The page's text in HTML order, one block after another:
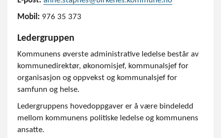
Mobil: 976 35 373
Ledergruppen
Kommunens øverste administrative ledelse består av
kommunedirektør, økonomisjef, kommunalsjef for
organisasjon og oppvekst og kommunalsjef for
samfunn og helse.
Ledergruppens hovedoppgaver er å være bindeledd
mellom kommunens politiske ledelse og kommunens
ansatte.